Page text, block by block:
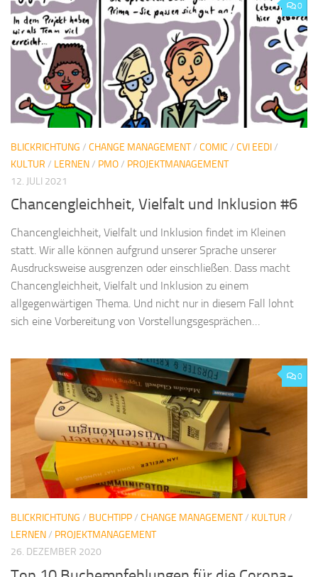
0
BLICKRICHTUNG / CHANGE MANAGEMENT/ COMIC / CVI EEDI/
KULTUR / LERNEN/ PMO/ PROJEKTMANAGEMENT
12. JULI 2021
Chancengleichheit, Vielfalt und Inklusion #6
Chancengleichheit, Vielfalt und Inklusion findet im Kleinen
statt. Wir alle können aufgrund unserer Sprache unserer
Ausdrucksweise ausgrenzen oder einschließen. Dass macht
Chancengleichheit, Vielfalt und Inklusion zu einem
allgegenwärtigen Thema. Und nicht nur in diesem Fall lohnt
sich eine Vorbereitung von Vorstellungsgesprächen…
0
BLICKRICHTUNG / BUCHTIPP/ CHANGE MANAGEMENT/ KULTUR /
LERNEN/ PROJEKTMANAGEMENT
26. DEZEMBER 2020